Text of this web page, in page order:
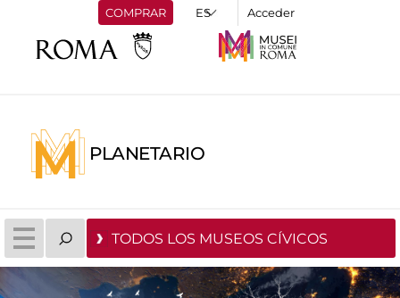
COMPRAR Acceder
PLANETARIO
TODOS LOS MUSEOS CÍVICOS